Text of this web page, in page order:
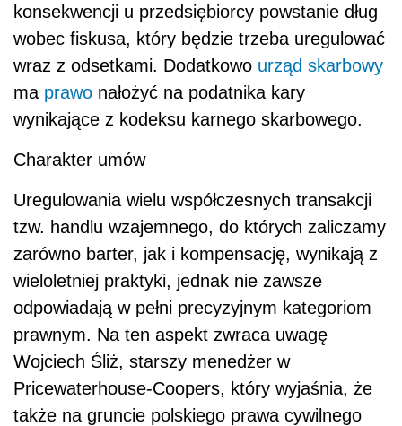
konsekwencji u przedsiębiorcy powstanie dług
wobec fiskusa, który będzie trzeba uregulować
wraz z odsetkami. Dodatkowo urząd skarbowy
ma prawo nałożyć na podatnika kary
wynikające z kodeksu karnego skarbowego.
Charakter umów
Uregulowania wielu współczesnych transakcji
tzw. handlu wzajemnego, do których zaliczamy
zarówno barter, jak i kompensację, wynikają z
wieloletniej praktyki, jednak nie zawsze
odpowiadają w pełni precyzyjnym kategoriom
prawnym. Na ten aspekt zwraca uwagę
Wojciech Śliż, starszy menedżer w
Pricewaterhouse-Coopers, który wyjaśnia, że
także na gruncie polskiego prawa cywilnego